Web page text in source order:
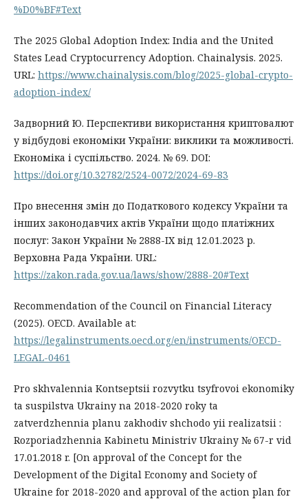
%D0%BF#Text
The 2025 Global Adoption Index: India and the United
States Lead Cryptocurrency Adoption. Chainalysis. 2025.
URL: https://www.chainalysis.com/blog/2025-global-crypto-
adoption-index/
Задворний Ю. Перспективи використання криптовалют
у відбудові економіки України: виклики та можливості.
Економіка і суспільство. 2024. № 69. DOI:
https://doi.org/10.32782/2524-0072/2024-69-83
Про внесення змін до Податкового кодексу України та
інших законодавчих актів України щодо платіжних
послуг: Закон України № 2888-IX від 12.01.2023 р.
Верховна Рада України. URL:
https://zakon.rada.gov.ua/laws/show/2888-20#Text
Recommendation of the Council on Financial Literacy
(2025). OECD. Available at:
https://legalinstruments.oecd.org/en/instruments/OECD-
LEGAL-0461
Pro skhvalennia Kontseptsii rozvytku tsyfrovoi ekonomiky
ta suspilstva Ukrainy na 2018-2020 roky ta
zatverdzhennia planu zakhodiv shchodo yii realizatsii :
Rozporiadzhennia Kabinetu Ministriv Ukrainy № 67-r vid
17.01.2018 r. [On approval of the Concept for the
Development of the Digital Economy and Society of
Ukraine for 2018-2020 and approval of the action plan for